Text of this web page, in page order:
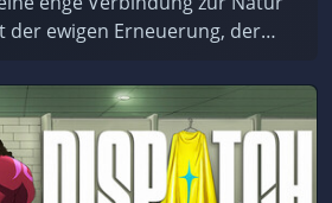
der ewigen Erneuerung, der